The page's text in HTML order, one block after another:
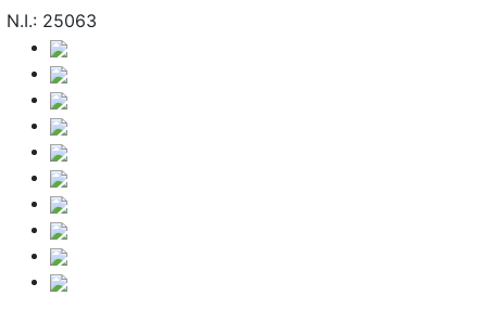
N.I.: 25063